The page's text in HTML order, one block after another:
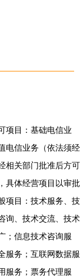
项目：基础电信业
电信业务（依法须经
相关部门批准后方可
具体经营项目以审批
项目：技术服务、技
询、技术交流、技术
；信息技术咨询服
服务；互联网数据服
服务；票务代理服